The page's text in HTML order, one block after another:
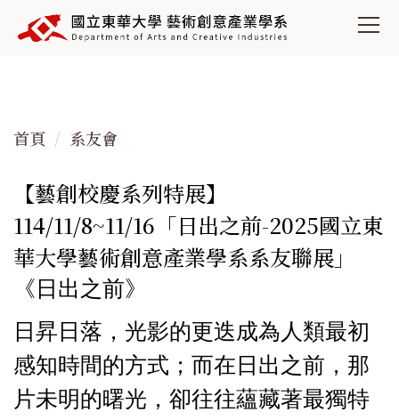
到
容
首頁 系友會
【藝創校慶系列特展】
114/11/8~11/16「日出之前-2025國立東
華大學藝術創意產業學系系友聯展」
《日出之前》
日昇日落，光影的更迭成為人類最初
感知時間的方式；而在日出之前，那
片未明的曙光，卻往往蘊藏著最獨特